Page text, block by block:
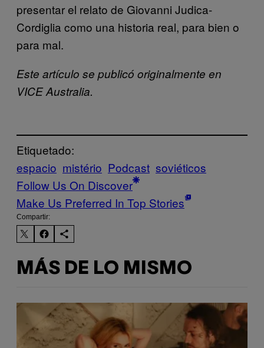
presentar el relato de Giovanni Judica-
Cordiglia como una historia real, para bien o
para mal.
Este artículo se publicó originalmente en
VICE Australia.
Etiquetado:
espacio mistério Podcast soviéticos
Follow Us On Discover
Make Us Preferred In Top Stories
Compartir:
MÁS DE LO MISMO